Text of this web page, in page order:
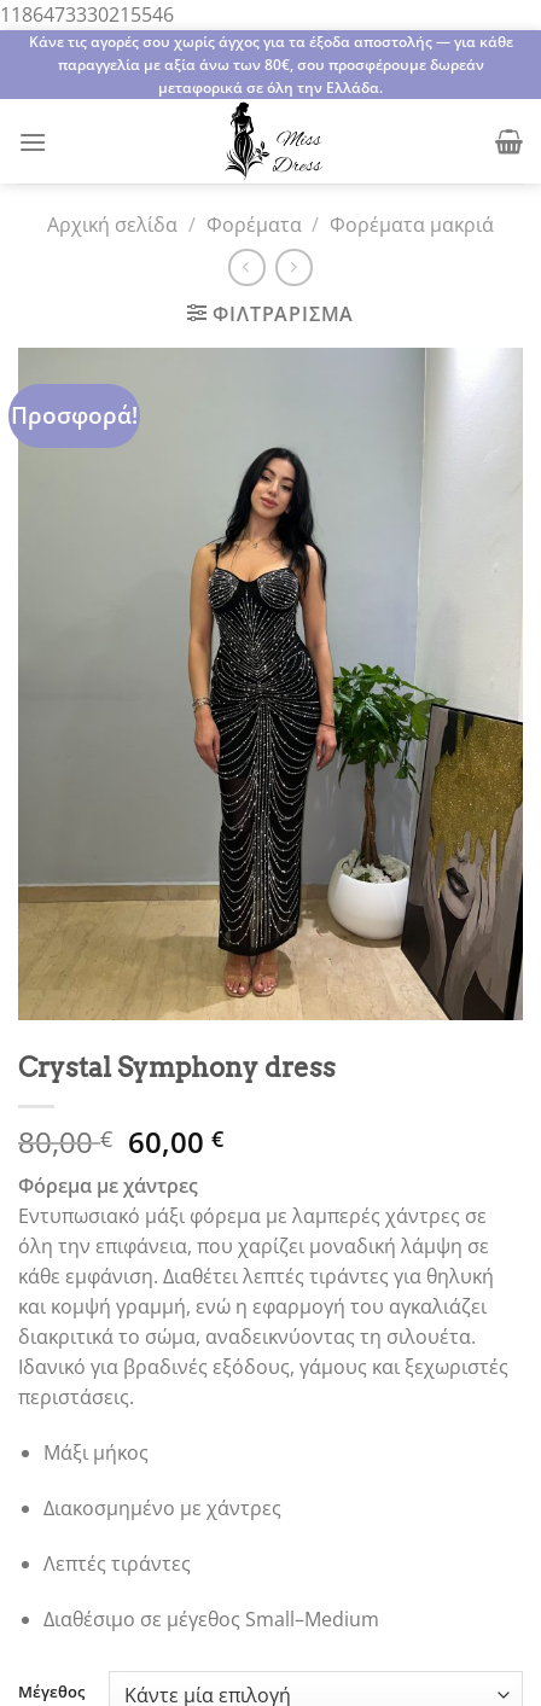
1186473330215546Μετάβαση
στο
περιεχόμενο
Κάνε τις αγορές σου χωρίς άγχος για τα έξοδα αποστολής — για κάθε
παραγγελία με αξία άνω των 80€, σου προσφέρουμε δωρεάν
μεταφορικά σε όλη την Ελλάδα.
Αρχική σελίδα / Φορέματα / Φορέματα μακριά
ΦΙΛΤΡΆΡΙΣΜΑ
Προσφορά!
Crystal Symphony dress
80,00€ Original
price
was:
80,00 €.
60,00€Η
είναι:
60,00 €.
Φόρεμα με χάντρες
Εντυπωσιακό μάξι φόρεμα με λαμπερές χάντρες σε
όλη την επιφάνεια, που χαρίζει μοναδική λάμψη σε
κάθε εμφάνιση. Διαθέτει λεπτές τιράντες για θηλυκή
και κομψή γραμμή, ενώ η εφαρμογή του αγκαλιάζει
διακριτικά το σώμα, αναδεικνύοντας τη σιλουέτα.
Ιδανικό για βραδινές εξόδους, γάμους και ξεχωριστές
περιστάσεις.
Μάξι μήκος
Διακοσμημένο με χάντρες
Λεπτές τιράντες
Διαθέσιμο σε μέγεθος Small–Medium
Μέγεθος